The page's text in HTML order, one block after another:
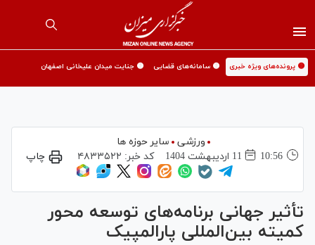
🟡 پرونده‌های ویژه خبری 🟡 سامانه‌های قضایی 🟡 جنایت میدان علیخانی اصفهان
ورزشی
سایر حوزه ها
10:56
11 ارديبهشت 1404 کد خبر: ۴۸۳۳۵۲۲ چاپ
تأثیر جهانی برنامه‌های توسعه محور
کمیته بین‌المللی پارالمپیک